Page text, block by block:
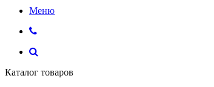
Меню
Каталог товаров